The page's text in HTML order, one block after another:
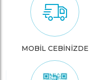
MOBİL CEBİNİZDE